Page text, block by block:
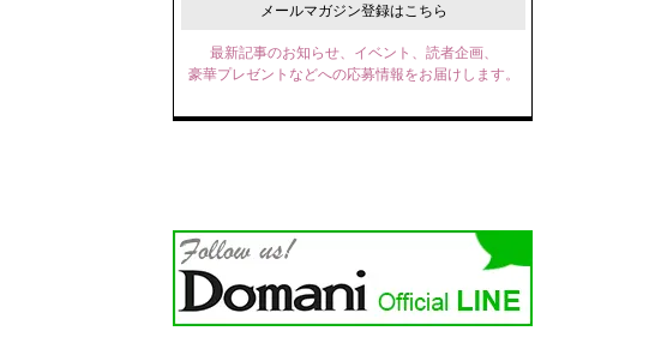
メールマガジン登録はこちら
最新記事のお知らせ、イベント、読者企画、
豪華プレゼントなどへの応募情報をお届けします。